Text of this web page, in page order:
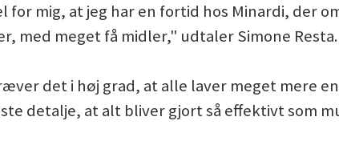
for mig, at jeg har en fortid hos Minardi, der
med meget få midler," udtaler Simone Resta.
det i høj grad, at alle laver meget mere
detalje, at alt bliver gjort så effektivt som